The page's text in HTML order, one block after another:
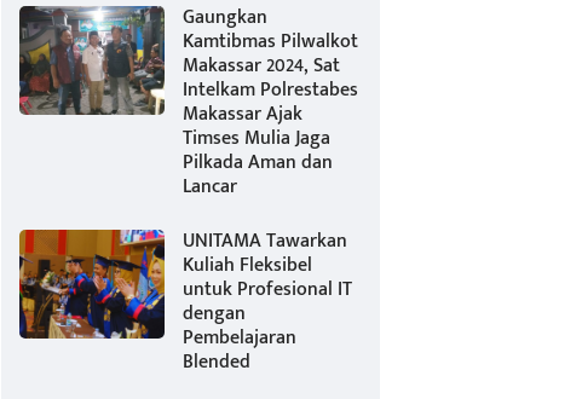
Gaungkan
Kamtibmas Pilwalkot
Makassar 2024, Sat
Intelkam Polrestabes
Makassar Ajak
Timses Mulia Jaga
Pilkada Aman dan
Lancar
UNITAMA Tawarkan
Kuliah Fleksibel
untuk Profesional IT
dengan
Pembelajaran
Blended